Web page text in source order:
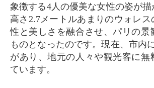
象徴する4人の優美な女性の姿が描
高さ2.7メートルあまりのウォレ
性と美しさを融合させ、パリの景
ものとなったのです。現在、市内
があり、地元の人々や観光客に無
ています。